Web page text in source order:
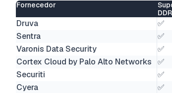
Fornecedor
DDR
Druva ✅
Sentra
✅
Varonis Data Security
✅
Cortex Cloud by Palo Alto Networks
✅
Securiti
✅
Cyera
✅